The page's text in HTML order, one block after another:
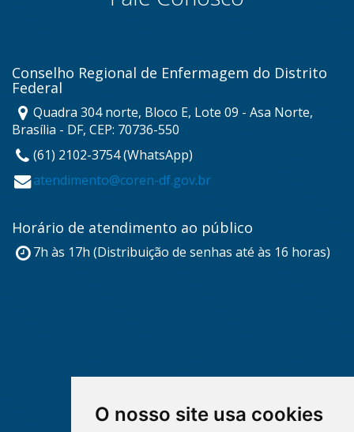
O nosso site usa cookies
Conselho Regional de Enfermagem do Distrito
Federal
Quadra 304 norte, Bloco E, Lote 09 - Asa Norte,
Brasília - DF, CEP: 70736-550
(61) 2102-3754 (WhatsApp)
atendimento@coren-df.gov.br
Horário de atendimento ao público
7h às 17h (Distribuição de senhas até às 16 horas)